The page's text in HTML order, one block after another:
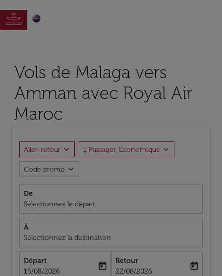

Vols de Malaga vers
Amman avec Royal Air
Maroc
Aller-retour expand_more 1 Passager, Économique expand_more
Code promo expand_more
De
Sélectionnez le départ
À
Sélectionnez la destination
Départ
fc-booking-departure-date-aria-label
15/08/2026
today
Retour
fc-booking-return-date-aria-label
22/08/2026
today